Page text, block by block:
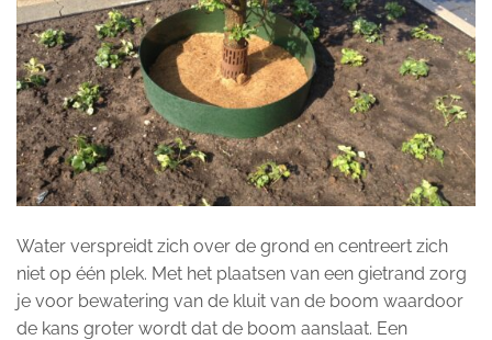
Water verspreidt zich over de grond en centreert zich
niet op één plek. Met het plaatsen van een gietrand zorg
je voor bewatering van de kluit van de boom waardoor
de kans groter wordt dat de boom aanslaat. Een